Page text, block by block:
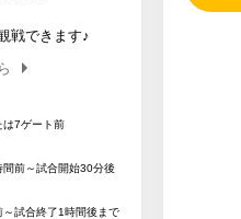
戦できます♪
は7ゲート前
前～試合開始30分後
試合終了1時間後まで